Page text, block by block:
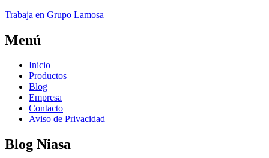
Trabaja en Grupo Lamosa
Menú
Inicio
Productos
Blog
Empresa
Contacto
Aviso de Privacidad
Blog Niasa